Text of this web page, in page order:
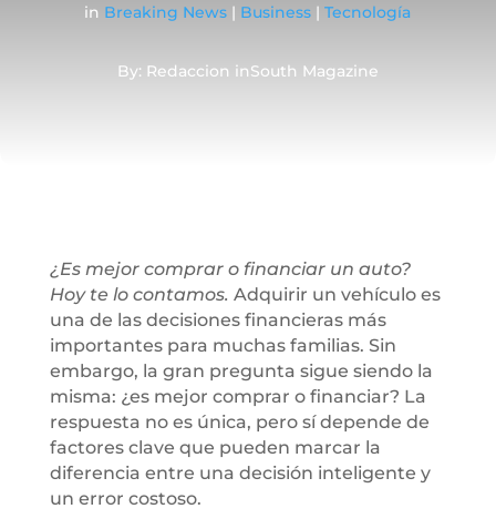
in Breaking News | Business |Tecnología
By: Redaccion inSouth Magazine
¿Es mejor comprar o financiar un auto?
Hoy te lo contamos. Adquirir un vehículo es
una de las decisiones financieras más
importantes para muchas familias. Sin
embargo, la gran pregunta sigue siendo la
misma: ¿es mejor comprar o financiar? La
respuesta no es única, pero sí depende de
factores clave que pueden marcar la
diferencia entre una decisión inteligente y
un error costoso.